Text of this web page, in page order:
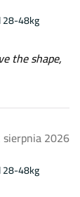
28-48kg
the shape,
sierpnia 2026
28-48kg